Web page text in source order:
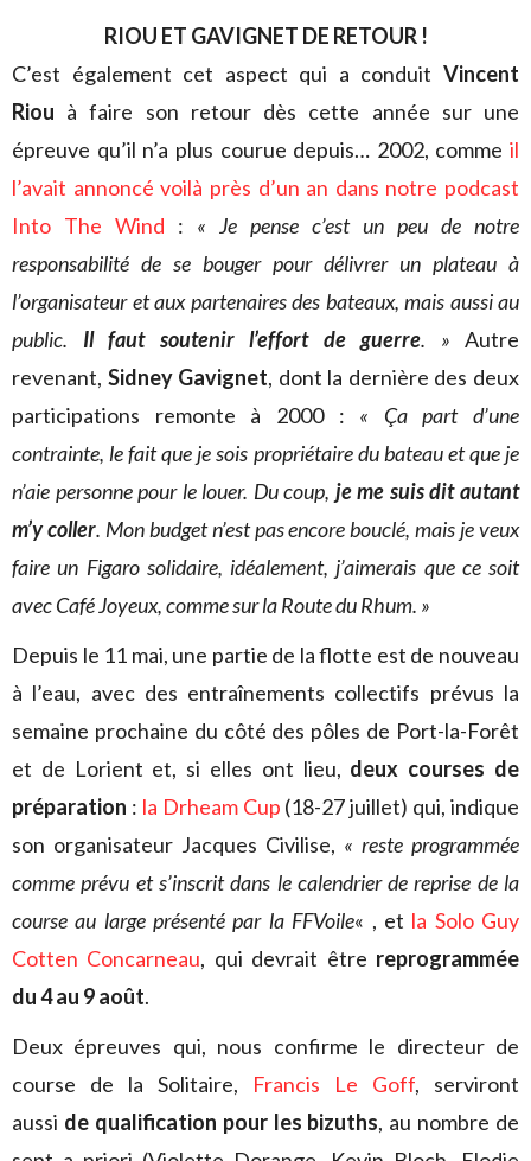
RIOU ET GAVIGNET DE RETOUR !
C’est également cet aspect qui a conduit Vincent
Riou à faire son retour dès cette année sur une
épreuve qu’il n’a plus courue depuis… 2002, comme il
l’avait annoncé voilà près d’un an dans notre podcast
Into The Wind : « Je pense c’est un peu de notre
responsabilité de se bouger pour délivrer un plateau à
l’organisateur et aux partenaires des bateaux, mais aussi au
public. Il faut soutenir l’effort de guerre. » Autre
revenant, Sidney Gavignet, dont la dernière des deux
participations remonte à 2000 : « Ça part d’une
contrainte, le fait que je sois propriétaire du bateau et que je
n’aie personne pour le louer. Du coup, je me suis dit autant
m’y coller. Mon budget n’est pas encore bouclé, mais je veux
faire un Figaro solidaire, idéalement, j’aimerais que ce soit
avec Café Joyeux, comme sur la Route du Rhum. »
Depuis le 11 mai, une partie de la flotte est de nouveau
à l’eau, avec des entraînements collectifs prévus la
semaine prochaine du côté des pôles de Port-la-Forêt
et de Lorient et, si elles ont lieu, deux courses de
préparation : la Drheam Cup (18-27 juillet) qui, indique
son organisateur Jacques Civilise, « reste programmée
comme prévu et s’inscrit dans le calendrier de reprise de la
course au large présenté par la FFVoile« , et la Solo Guy
Cotten Concarneau, qui devrait être reprogrammée
du 4 au 9 août.
Deux épreuves qui, nous confirme le directeur de
course de la Solitaire, Francis Le Goff, serviront
aussi de qualification pour les bizuths, au nombre de